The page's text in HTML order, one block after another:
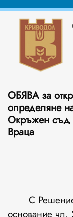
ОБЯВА за
определяне
Окръжен съд
Враца
С Решение